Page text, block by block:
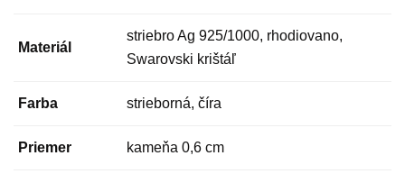
Materiál
striebro Ag 925/1000, rhodiovano,
Swarovski krištáľ
Farba strieborná, číra
Priemer kameňa 0,6 cm